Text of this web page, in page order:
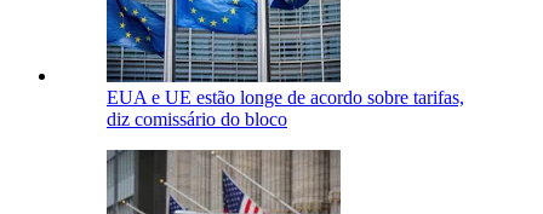
EUA e UE estão longe de acordo sobre tarifas,
diz comissário do bloco